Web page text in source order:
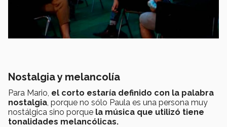
Nostalgia y melancolía
Para Mario, el corto estaría definido con la palabra
nostalgia , porque no sólo Paula es una persona muy
nostálgica sino porque la música que utilizó tiene
tonalidades melancólicas.